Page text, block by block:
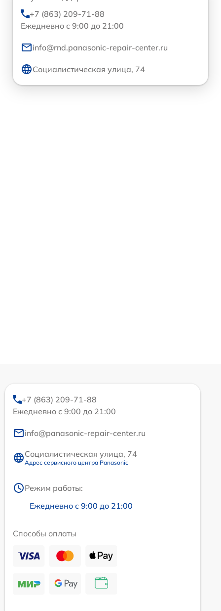
+7 (863) 209-71-88
Ежедневно с 9:00 до 21:00
info@rnd.panasonic-repair-center.ru
Социалистическая улица, 74
+7 (863) 209-71-88
Ежедневно с 9:00 до 21:00
info@panasonic-repair-center.ru
Социалистическая улица, 74
Адрес сервисного центра Panasonic
Режим работы:
Ежедневно с 9:00 до 21:00
Способы оплаты